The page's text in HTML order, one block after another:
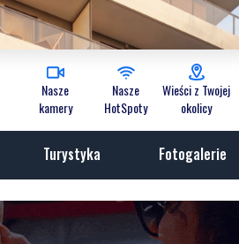
Nasze
kamery
Nasze
HotSpoty
Wieści z Twojej
okolicy
Turystyka Fotogalerie